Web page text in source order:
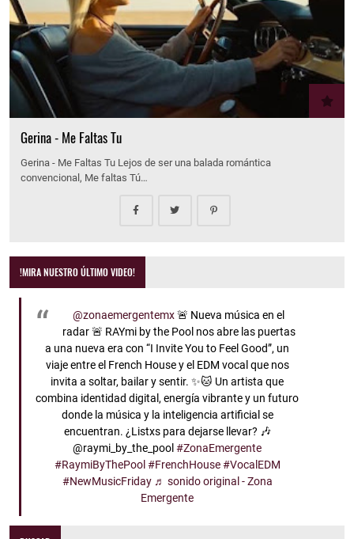
Gerina - Me Faltas Tu
Gerina - Me Faltas Tu Lejos de ser una balada romántica
convencional, Me faltas Tú…
!MIRA NUESTRO ÚLTIMO VIDEO!
@zonaemergentemx🚨 Nueva música en el
radar 🚨 RAYmi by the Pool nos abre las puertas
a una nueva era con “I Invite You to Feel Good”, un
viaje entre el French House y el EDM vocal que nos
invita a soltar, bailar y sentir. ✨🐱 Un artista que
combina identidad digital, energía vibrante y un futuro
donde la música y la inteligencia artificial se
encuentran. ¿Listxs para dejarse llevar? 🎶
@raymi_by_the_pool#ZonaEmergente
#RaymiByThePool #FrenchHouse #VocalEDM
#NewMusicFriday ♬ sonido original - Zona
Emergente